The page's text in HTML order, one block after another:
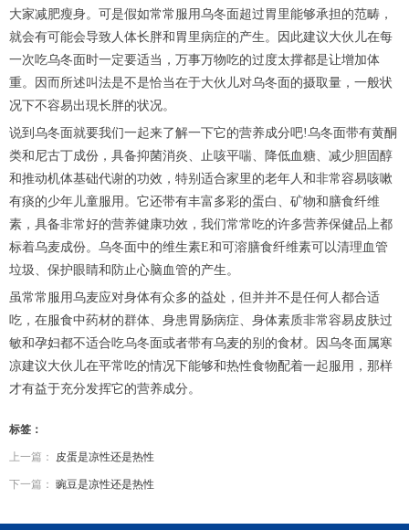
大家减肥瘦身。可是假如常常服用乌冬面超过胃里能够承担的范畴，
就会有可能会导致人体长胖和胃里病症的产生。因此建议大伙儿在每
一次吃乌冬面时一定要适当，万事万物吃的过度太撑都是让增加体
重。因而所述叫法是不是恰当在于大伙儿对乌冬面的摄取量，一般状
况下不容易出現长胖的状况。
说到乌冬面就要我们一起来了解一下它的营养成分吧!乌冬面带有黄酮
类和尼古丁成份，具备抑菌消炎、止咳平喘、降低血糖、减少胆固醇
和推动机体基础代谢的功效，特别适合家里的老年人和非常容易咳嗽
有痰的少年儿童服用。它还带有丰富多彩的蛋白、矿物和膳食纤维
素，具备非常好的营养健康功效，我们常常吃的许多营养保健品上都
标着乌麦成份。乌冬面中的维生素E和可溶膳食纤维素可以清理血管
垃圾、保护眼睛和防止心脑血管的产生。
虽常常服用乌麦应对身体有众多的益处，但并并不是任何人都合适
吃，在服食中药材的群体、身患胃肠病症、身体素质非常容易皮肤过
敏和孕妇都不适合吃乌冬面或者带有乌麦的别的食材。因乌冬面属寒
凉建议大伙儿在平常吃的情况下能够和热性食物配着一起服用，那样
才有益于充分发挥它的营养成分。
标签：
上一篇： 皮蛋是凉性还是热性
下一篇： 豌豆是凉性还是热性